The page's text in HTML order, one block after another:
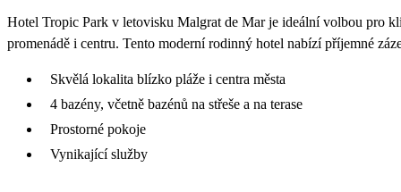
Hotel Tropic Park v letovisku Malgrat de Mar je ideální volbou pro
promenádě i centru. Tento moderní rodinný hotel nabízí příjemné
Skvělá lokalita blízko pláže i centra města
4 bazény, včetně bazénů na střeše a na terase
Prostorné pokoje
Vynikající služby